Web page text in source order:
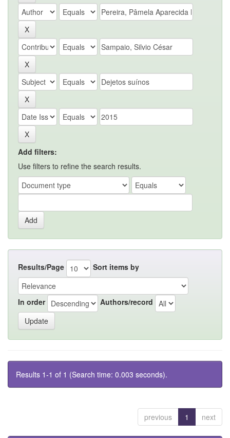
Add filters:
Use filters to refine the search results.
Results/Page Sort items by
In order Authors/record
Results 1-1 of 1 (Search time: 0.003 seconds).
previous 1 next